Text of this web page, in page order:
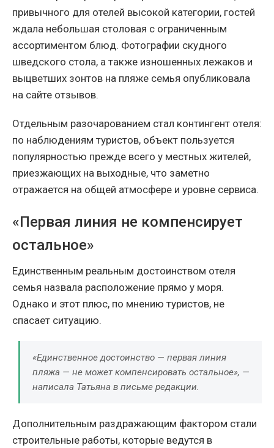
привычного для отелей высокой категории, гостей
ждала небольшая столовая с ограниченным
ассортиментом блюд. Фотографии скудного
шведского стола, а также изношенных лежаков и
выцветших зонтов на пляже семья опубликовала
на сайте отзывов.
Отдельным разочарованием стал контингент отеля:
по наблюдениям туристов, объект пользуется
популярностью прежде всего у местных жителей,
приезжающих на выходные, что заметно
отражается на общей атмосфере и уровне сервиса.
«Первая линия не компенсирует
остальное»
Единственным реальным достоинством отеля
семья назвала расположение прямо у моря.
Однако и этот плюс, по мнению туристов, не
спасает ситуацию.
«Единственное достоинство — первая линия
пляжа — не может компенсировать остальное», —
написала Татьяна в письме редакции.
Дополнительным раздражающим фактором стали
строительные работы, которые ведутся в